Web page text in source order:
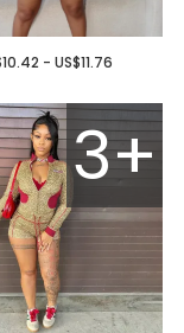
- US$11.76
3+